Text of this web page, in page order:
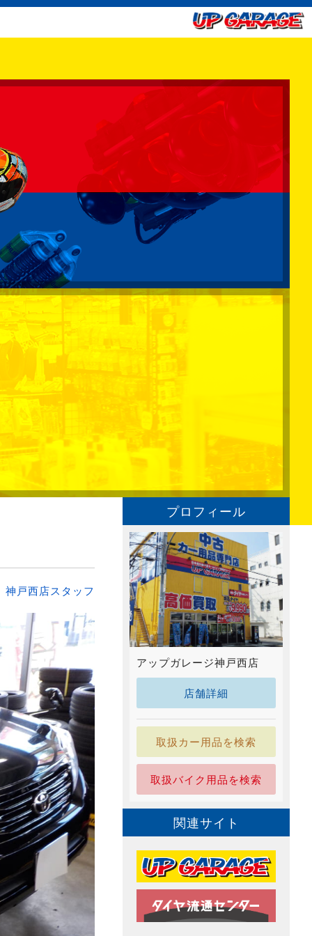
神戸西店スタッフ
プロフィール
アップガレージ神戸西店
店舗詳細
取扱カー用品を検索
取扱バイク用品を検索
関連サイト